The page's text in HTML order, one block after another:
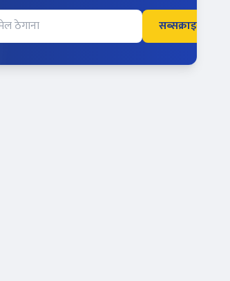
सब्सक्राइब